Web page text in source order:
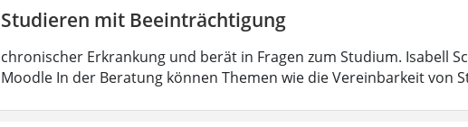
Studieren mit Beeinträchtigung
chronischer Erkrankung und berät in Fragen zum Studium. Isabell
Moodle In der Beratung können Themen wie die Vereinbarkeit von